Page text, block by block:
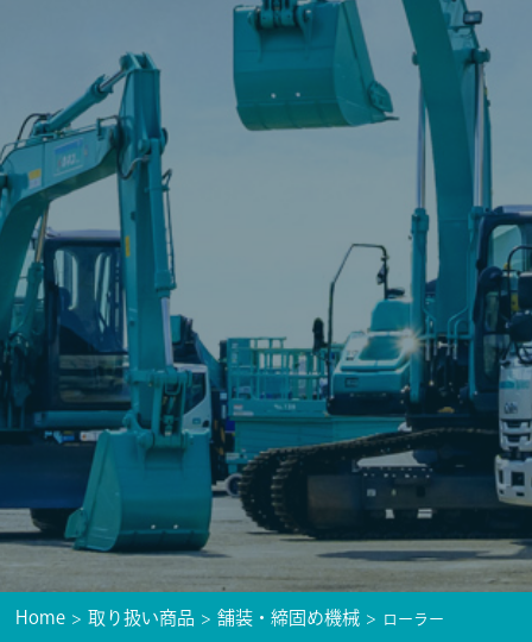
Home 取り扱い商品 舗装・締固め機械 ローラー